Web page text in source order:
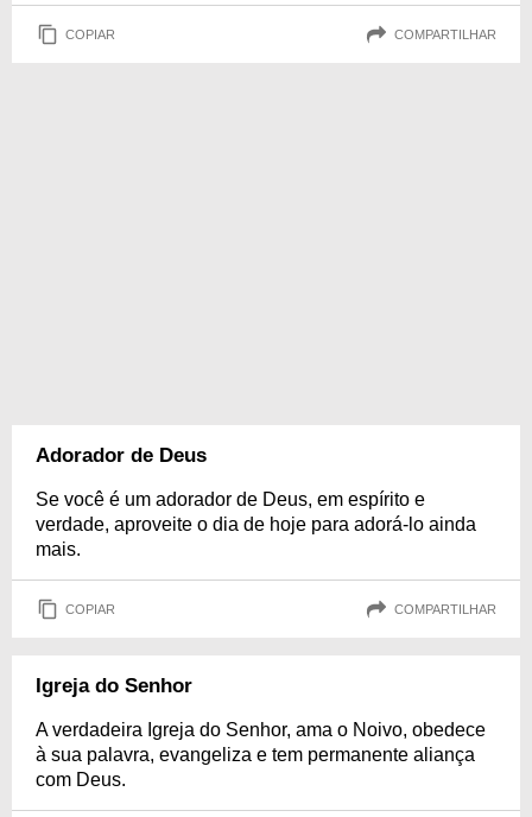
COPIAR COMPARTILHAR
Adorador de Deus
Se você é um adorador de Deus, em espírito e
verdade, aproveite o dia de hoje para adorá-lo ainda
mais.
COPIAR COMPARTILHAR
Igreja do Senhor
A verdadeira Igreja do Senhor, ama o Noivo, obedece
à sua palavra, evangeliza e tem permanente aliança
com Deus.